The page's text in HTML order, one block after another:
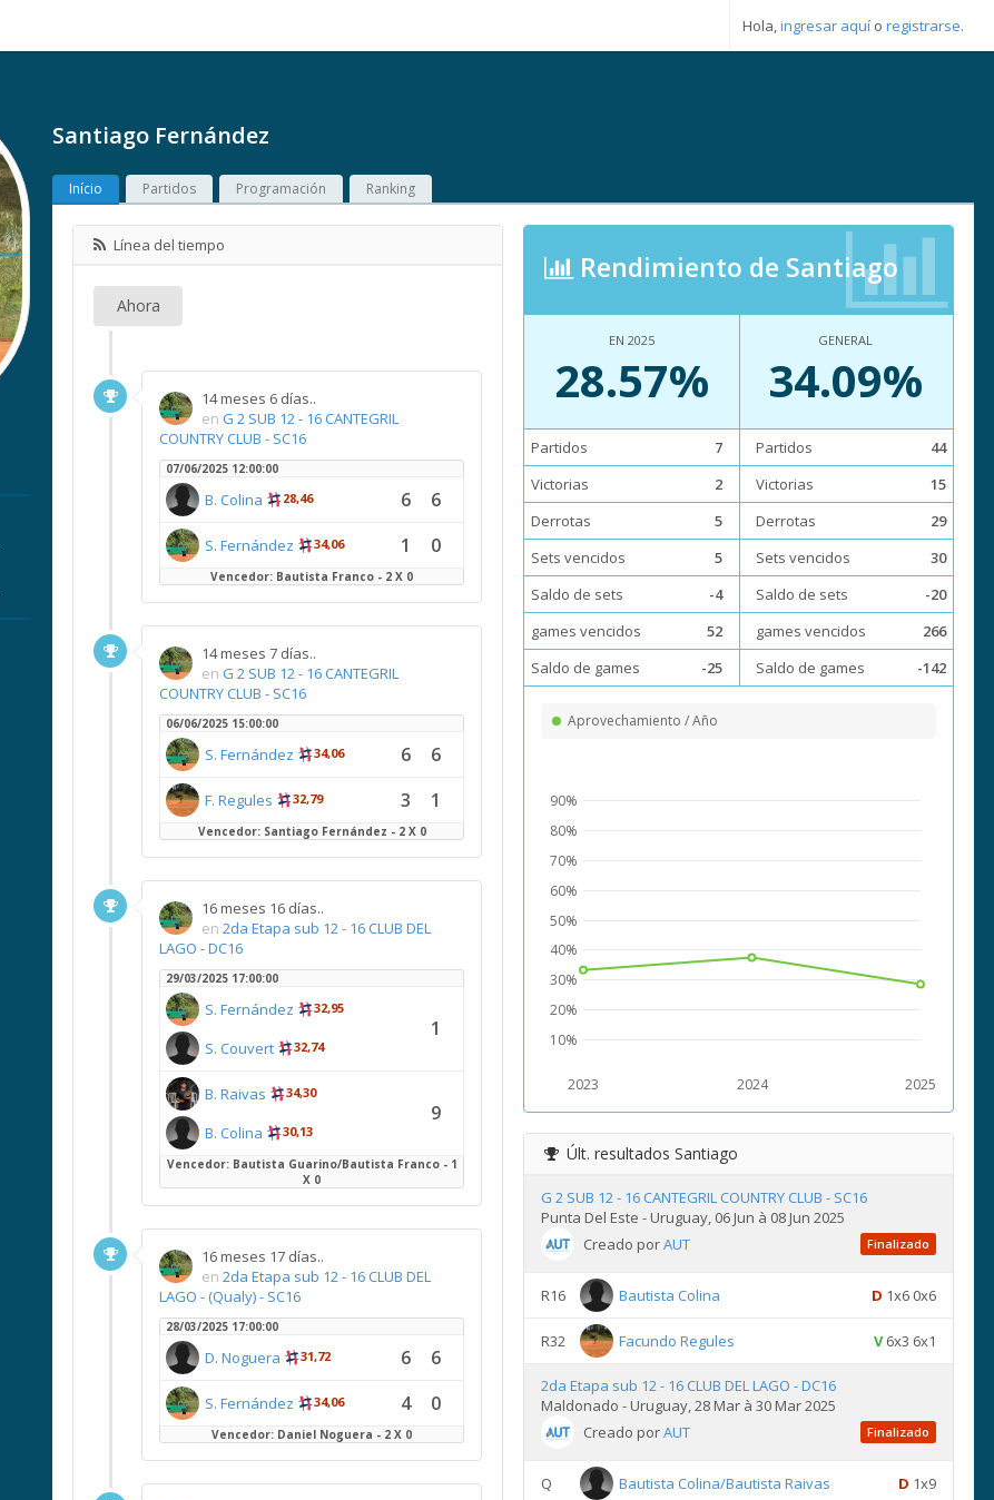
Hola,ingresar aquí o registrarse.
Santiago Fernández
Início Partidos Programación Ranking
Línea del tiempo
Ahora
14 meses 6 días..
en G 2 SUB 12 - 16 CANTEGRIL
COUNTRY CLUB - SC16
07/06/2025 12:00:00
B. Colina 28,46 6 6
S. Fernández 34,06 1 0
Vencedor: Bautista Franco - 2 X 0
14 meses 7 días..
en G 2 SUB 12 - 16 CANTEGRIL
COUNTRY CLUB - SC16
06/06/2025 15:00:00
S. Fernández 34,06 6 6
F. Regules 32,79 3 1
Vencedor: Santiago Fernández - 2 X 0
16 meses 16 días..
en 2da Etapa sub 12 - 16 CLUB DEL
LAGO - DC16
29/03/2025 17:00:00
S. Fernández 32,95
S. Couvert 32,74
1
B. Raivas 34,30
B. Colina 30,13
9
Vencedor: Bautista Guarino/Bautista Franco - 1
X 0
16 meses 17 días..
en 2da Etapa sub 12 - 16 CLUB DEL
LAGO - (Qualy) - SC16
28/03/2025 17:00:00
D. Noguera 31,72 6 6
S. Fernández 34,06 4 0
Vencedor: Daniel Noguera - 2 X 0
Rendimiento de Santiago
EN 2025
28.57%
Partidos
7
Victorias
2
Derrotas
5
Sets vencidos
5
Saldo de sets
-4
games vencidos
52
Saldo de games
-25
GENERAL
34.09%
Partidos
44
Victorias
15
Derrotas
29
Sets vencidos
30
Saldo de sets
-20
games vencidos
266
Saldo de games
-142
Aprovechamiento / Año
2023 2024 2025
10%
20%
30%
40%
50%
60%
70%
80%
90%
Últ. resultados Santiago
G 2 SUB 12 - 16 CANTEGRIL COUNTRY CLUB - SC16
Punta Del Este - Uruguay, 06 Jun à 08 Jun 2025
Creado porAUT Finalizado
R16 Bautista Colina D 1x6 0x6
R32 Facundo Regules V6x3 6x1
2da Etapa sub 12 - 16 CLUB DEL LAGO - DC16
Maldonado - Uruguay, 28 Mar à 30 Mar 2025
Creado porAUT Finalizado
Q Bautista Colina/Bautista Raivas D 1x9